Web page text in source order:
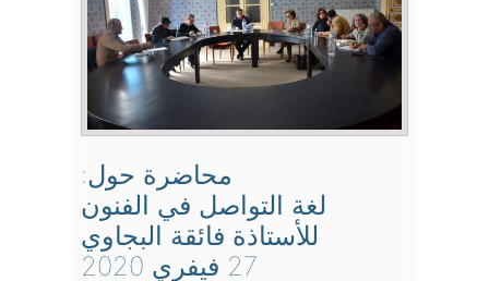
محاضرة حول:
لغة التواصل في الفنون
للأستاذة فائقة البجاوي
27 فيفري 2020